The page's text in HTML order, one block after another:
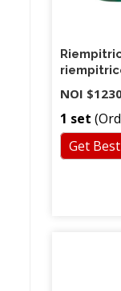
piccole
NOI
1 set
Get